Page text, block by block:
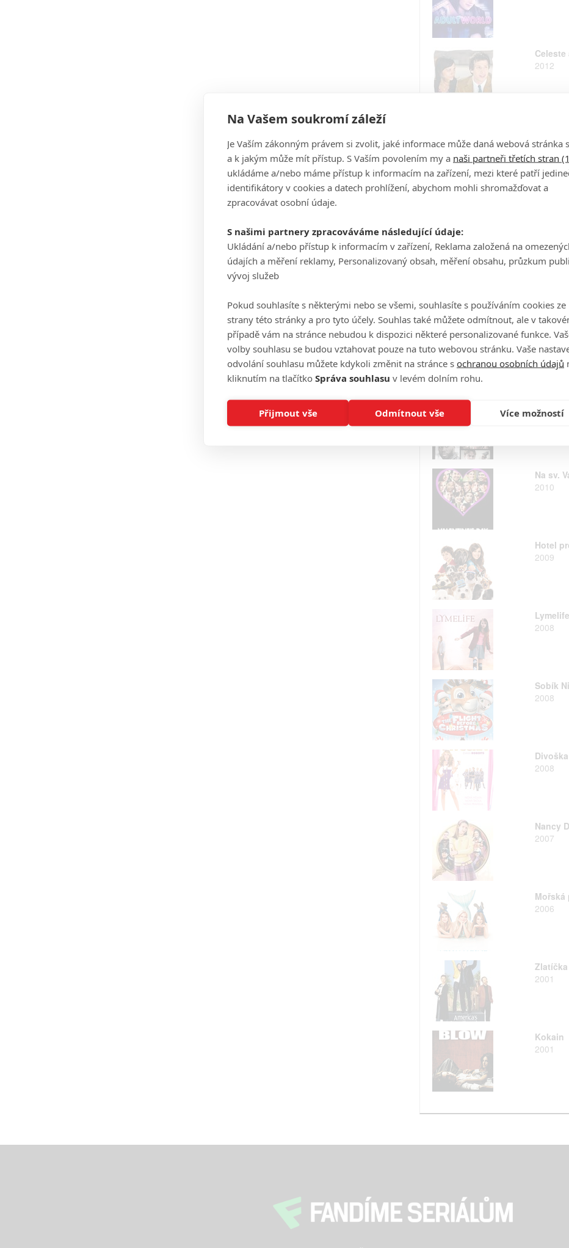
Celeste
2012
Něco
Umění
Vřískot
2011
2010
Na sv.
2010
Hotel
2009
Lymelife
2008
Sobík
2008
Divoška
2008
Nancy
2007
Mořská
2006
2001
Kokain
2001
Na Vašem soukromí záleží
Je Vaším zákonným právem si zvolit, jaké informace může daná webová stránka
a k jakým může mít přístup. S Vaším povolením my a naši partneři třetích stran
ukládáme a/nebo máme přístup k informacím na zařízení, mezi které patří
identifikátory v cookies a datech prohlížení, abychom mohli shromažďovat a
zpracovávat osobní údaje.
S našimi partnery zpracováváme následující údaje:
Ukládání a/nebo přístup k informacím v zařízení, Reklama založená na
údajích a měření reklamy, Personalizovaný obsah, měření obsahu, průzkum
vývoj služeb
Pokud souhlasíte s některými nebo se všemi, souhlasíte s používáním cookies ze
strany této stránky a pro tyto účely. Souhlas také můžete odmítnout, ale v
případě vám na stránce nebudou k dispozici některé personalizované funkce.
volby souhlasu se budou vztahovat pouze na tuto webovou stránku. Vaše
odvolání souhlasu můžete kdykoli změnit na stránce s ochranou osobních údajů
kliknutím na tlačítko Správa souhlasu v levém dolním rohu.
Přijmout vše Odmítnout vše Více možností